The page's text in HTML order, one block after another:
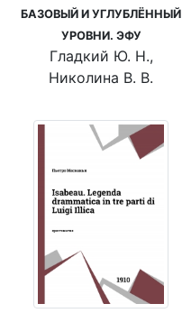
БАЗОВЫЙ И УГЛУБЛЁННЫЙ
УРОВНИ. ЭФУ
Гладкий Ю. Н.,
Николина В. В.